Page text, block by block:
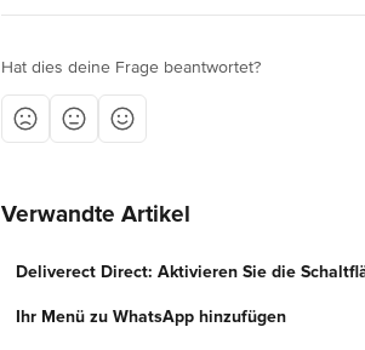
Hat dies deine Frage beantwortet?
Verwandte Artikel
Deliverect Direct: Aktivieren Sie die
Ihr Menü zu WhatsApp hinzufügen